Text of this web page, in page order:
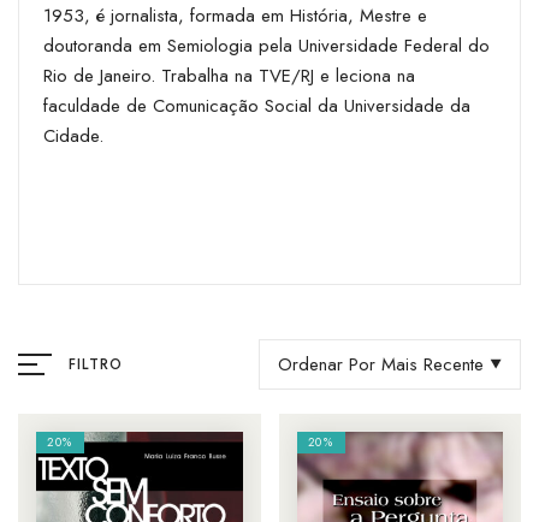
1953, é jornalista, formada em História, Mestre e
doutoranda em Semiologia pela Universidade Federal do
Rio de Janeiro. Trabalha na TVE/RJ e leciona na
faculdade de Comunicação Social da Universidade da
Cidade.
FILTRO Ordenar Por Mais Recente
20% 20%